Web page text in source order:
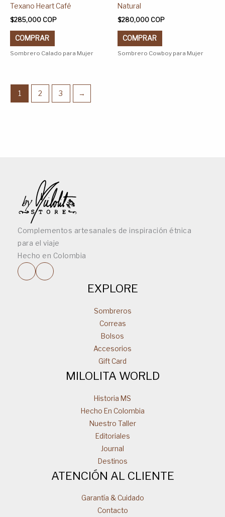
Texano Heart Café
$285,000 COP
COMPRAR
de
producto
Sombrero Calado para Mujer
Natural
$280,000 COP
COMPRAR
producto
Sombrero Cowboy para Mujer
1 2 3 →
Complementos artesanales de inspiración étnica
para el viaje
Hecho en Colombia
EXPLORE
Sombreros
Correas
Bolsos
Accesorios
Gift Card
MILOLITA WORLD
Historia MS
Hecho En Colombia
Nuestro Taller
Editoriales
Journal
Destinos
ATENCIÓN AL CLIENTE
Garantía & Cuidado
Contacto